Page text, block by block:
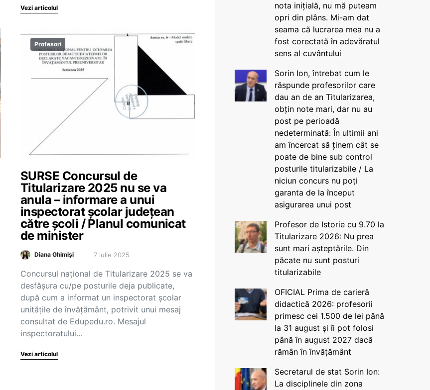
Vezi articolul
Profesori
SURSE Concursul de
Titularizare 2025 nu se va
anula – informare a unui
inspectorat școlar județean
către școli / Planul comunicat
de minister
Diana Ghimiși 7 iulie 2025
Concursul național de Titularizare 2025 se va
desfășura cu/pe posturile deja publicate,
după cum a informat un inspectorat școlar
unitățile de învățământ, potrivit unui mesaj
consultat de Edupedu.ro. Mesajul
inspectoratului…
Vezi articolul
nota inițială, nu mă puteam
opri din plâns. Mi-am dat
seama că lucrarea mea nu a
fost corectată în adevăratul
sens al cuvântului
Sorin Ion, întrebat cum le
răspunde profesorilor care
dau an de an Titularizarea,
obțin note mari, dar nu au
post pe perioadă
nedeterminată: În ultimii ani
am încercat să ținem cât se
poate de bine sub control
posturile titularizabile / La
niciun concurs nu poți
garanta de la început
asigurarea unui post
Profesor de Istorie cu 9.70 la
Titularizare 2026: Nu prea
sunt mari așteptările. Din
păcate nu sunt posturi
titularizabile
OFICIAL Prima de carieră
didactică 2026: profesorii
primesc cei 1.500 de lei până
la 31 august și îi pot folosi
până în august 2027 dacă
rămân în învățământ
Secretarul de stat Sorin Ion:
La disciplinele din zona